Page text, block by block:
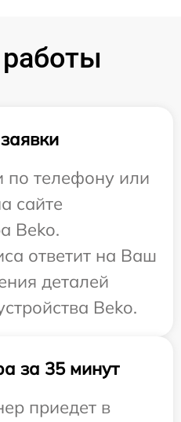
по телефону или
сайте
Beko.
ответит на Ваш
деталей
Beko.
за 35 минут
приедет в